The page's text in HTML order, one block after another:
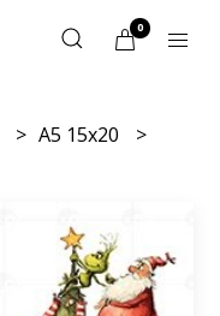
0
A5 15x20